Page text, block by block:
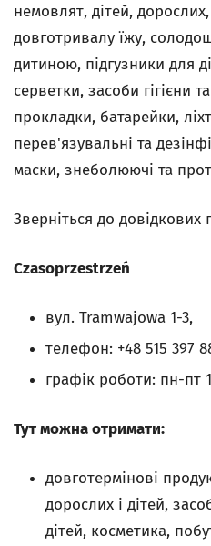
немовлят, дітей,
довготривалу їжу,
дитиною, підгузники для
серветки, засоби гігієни та
прокладки, батарейки,
перев'язувальні та
маски, знеболюючі та
Зверніться до довідкових
Czasoprzestrzeń
вул. Tramwajowa 1-3,
телефон: +48 515 397
графік роботи: пн-пт
Тут можна отримати:
довготермінові
дорослих і дітей,
дітей, косметика,